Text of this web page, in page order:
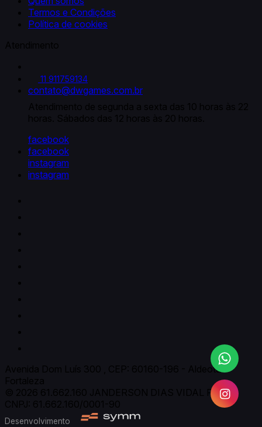
Termos e Condições
Política de cookies
11 911759134
contato@dwgames.com.br
facebook
facebook
instagram
instagram
Aldeota -
© 2026 61.662.160 JANDERSON DIAS VIDAL REGO
Desenvolvimento